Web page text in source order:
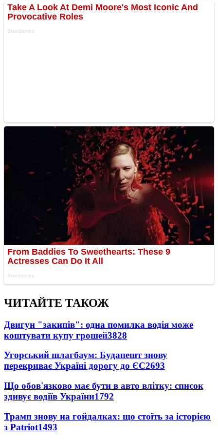
ЧИТАЙТЕ ТАКОЖ
Двигун "закипів": одна помилка водія може
коштувати купу грошей3828
Угорський шлагбаум: Будапешт знову
перекриває Україні дорогу до ЄС2693
Що обов'язково має бути в авто влітку: список
здивує водіїв України1792
Трамп знову на гойдалках: що стоїть за історією
з Patriot1493